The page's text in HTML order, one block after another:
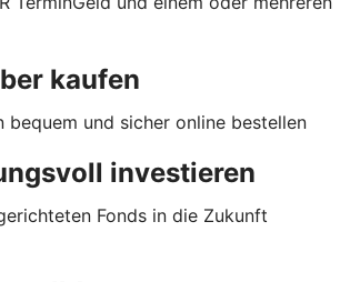
kaufen
bequem und sicher online bestellen
investieren
Fonds in die Zukunft